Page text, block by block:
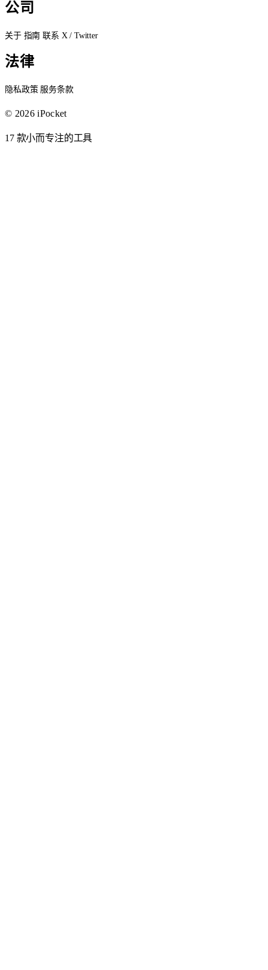
公司
关于 指南联系 X / Twitter
法律
隐私政策 服务条款
© 2026 iPocket
17 款小而专注的工具